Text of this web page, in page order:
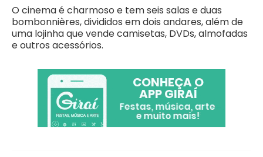
O cinema é charmoso e tem seis salas e duas
bombonnières, divididos em dois andares, além de
uma lojinha que vende camisetas, DVDs, almofadas
e outros acessórios.